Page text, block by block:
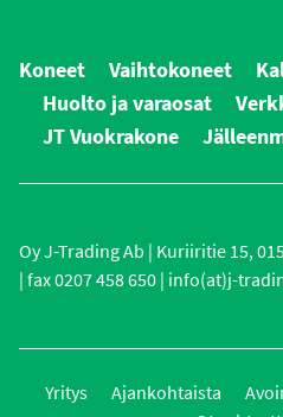
Koneet Vaihtokoneet
Huolto ja varaosat
JT Vuokrakone
Oy J-Trading Ab | Kuriiritie 15,
| fax 0207 458 650 | info(at)j-
Yritys Ajankohtaista